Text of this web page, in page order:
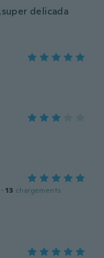
delicada
· 13 chargements